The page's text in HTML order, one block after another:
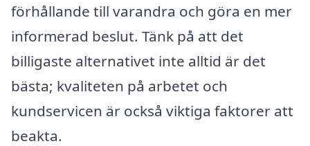
förhållande till varandra och göra en mer
informerad beslut. Tänk på att det
billigaste alternativet inte alltid är det
bästa; kvaliteten på arbetet och
kundservicen är också viktiga faktorer att
beakta.